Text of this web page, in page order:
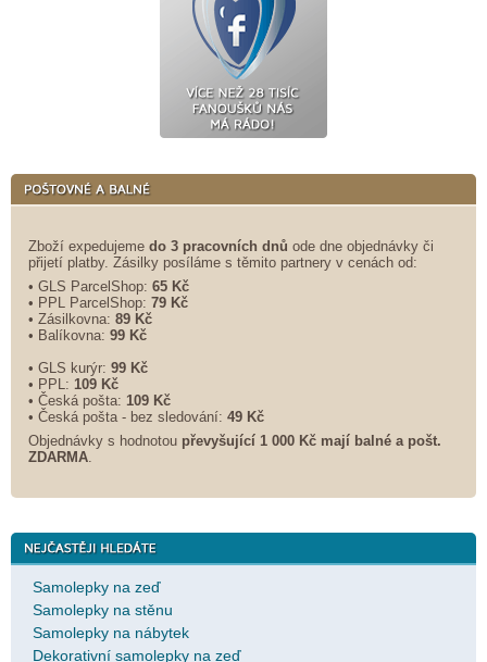
Zboží expedujeme do 3 pracovních dnů ode dne objednávky či
přijetí platby. Zásilky posíláme s těmito partnery v cenách od:
• GLS ParcelShop: 65 Kč
• PPL ParcelShop: 79 Kč
• Zásilkovna: 89 Kč
• Balíkovna: 99 Kč
• GLS kurýr: 99 Kč
• PPL: 109 Kč
• Česká pošta: 109 Kč
• Česká pošta - bez sledování: 49 Kč
Objednávky s hodnotou převyšující 1 000 Kč mají balné a pošt.
ZDARMA
Samolepky na zeď
Samolepky na stěnu
Samolepky na nábytek
Dekorativní samolepky na zeď